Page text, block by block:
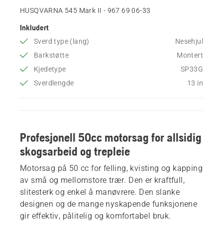
HUSQVARNA 545 Mark II - 967 69 06‑33
Inkludert
Sverd type (lang)
Nesehjul
Barkstøtte
Montert
Kjedetype
SP33G
Sverdlengde
13 in
Profesjonell 50cc motorsag for allsidig
skogsarbeid og trepleie
Motorsag på 50 cc for felling, kvisting og kapping
av små og mellomstore trær. Den er kraftfull,
slitesterk og enkel å manøvrere. Den slanke
designen og de mange nyskapende funksjonene
gir effektiv, pålitelig og komfortabel bruk.